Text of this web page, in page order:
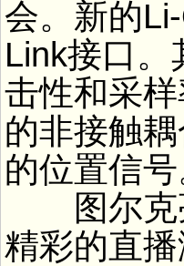
会。新的
Link接口
击性和采
的非接触
的位置信号
图尔克亮
精彩的直播